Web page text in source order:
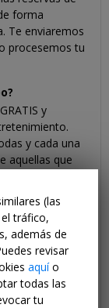
forma
Te enviaremos
procesemos tu
y
y cada una
aquellas que
Travelzoo?
y
tu perfil
debajo.
Si
sesión.
(las
tráfico,
además de
revisar
aquío
todas las
tu